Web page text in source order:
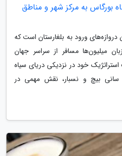
بورگاس به مرکز شهر و مناطق
ورود به بلغارستان است که
میلیون‌ها مسافر از سراسر جهان
خود در نزدیکی دریای سیاه
بیچ و نسبار، نقش مهمی در